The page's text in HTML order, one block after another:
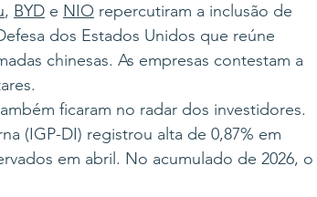
, BYD e NIO repercutiram a inclusão de
dos Estados Unidos que reúne
chinesas. As empresas contestam a
ficaram no radar dos investidores.
(IGP-DI) registrou alta de 0,87% em
em abril. No acumulado de 2026, o